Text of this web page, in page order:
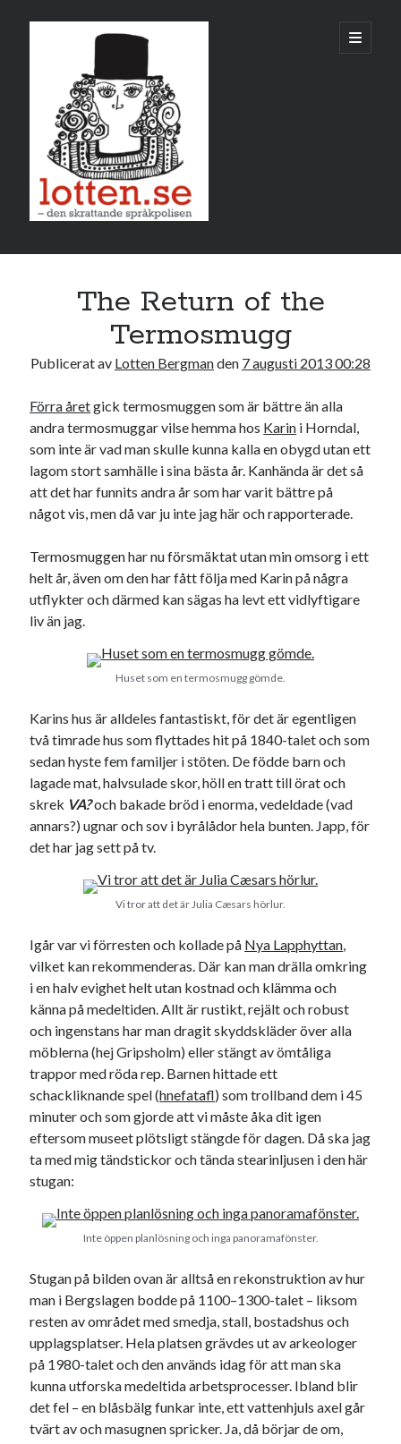
öppna
primär
Sidopanel
O F L S
1 2 3 4
5 6 7 8 9 10 11
19 20 21 22 23 24 25
26 27 28 29 30 31
« jul sep »
Sök
Kategorier
Etiketter
#blogg100 allmänbildning barn
barnen
England fest film fotboll
Julkalenderfacit Julkalendern
julkalendern 2021 Julkalendern 2024 konst
kåseri Lund mat minne
minnen mode museum musik
nostalgi ord radio
resa skola
sommar språk språkpolis
USA
Dessa har något gemensamt
Fantastiskt välformulerad moderecensent
Onödiga citattecken
Dessa har något helt annat gemensamt
The Return of the
Termosmugg
Publicerat av Lotten Bergmanden 7 augusti 2013 00:28
Förra åretgick termosmuggen som är bättre än alla
andra termosmuggar vilse hemma hos Karin i Horndal,
som inte är vad man skulle kunna kalla en obygd utan ett
lagom stort samhälle i sina bästa år. Kanhända är det så
att det har funnits andra år som har varit bättre på
något vis, men då var ju inte jag här och rapporterade.
Termosmuggen har nu försmäktat utan min omsorg i ett
helt år, även om den har fått följa med Karin på några
utflykter och därmed kan sägas ha levt ett vidlyftigare
liv än jag.
Huset som en termosmugg gömde.
Karins hus är alldeles fantastiskt, för det är egentligen
två timrade hus som flyttades hit på 1840-talet och som
sedan hyste fem familjer i stöten. De födde barn och
lagade mat, halvsulade skor, höll en tratt till örat och
skrek VA?och bakade bröd i enorma, vedeldade (vad
annars?) ugnar och sov i byrålådor hela bunten. Japp, för
det har jag sett på tv.
Vi tror att det är Julia Cæsars hörlur.
Igår var vi förresten och kollade på Nya Lapphyttan,
vilket kan rekommenderas. Där kan man drälla omkring
i en halv evighet helt utan kostnad och klämma och
känna på medeltiden. Allt är rustikt, rejält och robust
och ingenstans har man dragit skyddskläder över alla
möblerna (hej Gripsholm) eller stängt av ömtåliga
trappor med röda rep. Barnen hittade ett
schackliknande spel (hnefatafl) som trollband dem i 45
minuter och som gjorde att vi måste åka dit igen
eftersom museet plötsligt stängde för dagen. Då ska jag
ta med mig tändstickor och tända stearinljusen i den här
stugan:
Inte öppen planlösning och inga panoramafönster.
Stugan på bilden ovan är alltså en rekonstruktion av hur
man i Bergslagen bodde på 1100–1300-talet – liksom
resten av området med smedja, stall, bostadshus och
upplagsplatser. Hela platsen grävdes ut av arkeologer
på 1980-talet och den används idag för att man ska
kunna utforska medeltida arbetsprocesser. Ibland blir
det fel – en blåsbälg funkar inte, ett vattenhjuls axel går
tvärt av och masugnen spricker. Ja, då börjar de om,